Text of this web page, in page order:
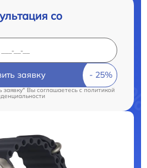
со
заявку
заявку" Вы соглашаетесь cполитикой